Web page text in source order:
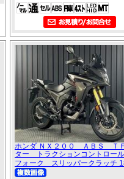
ホンダ ＮＸ２００ ＡＢＳ Ｔ
ター トラクションコントロー
フォーク スリッパークラッチ